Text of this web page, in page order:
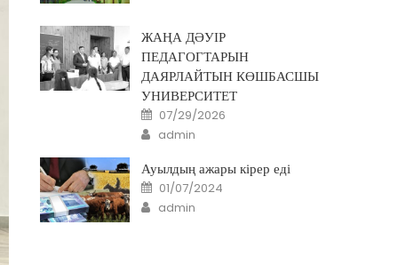
ЖАҢА ДӘУІР
ПЕДАГОГТАРЫН
ДАЯРЛАЙТЫН КӨШБАСШЫ
УНИВЕРСИТЕТ
Posted
on
07/29/2026
Author
admin
Ауылдың ажары кірер еді
Posted
on
01/07/2024
Author
admin